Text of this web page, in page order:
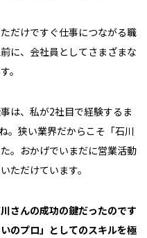
だけですぐ仕事につながる職
に、会社員としてさまざまな
。
は、私が2社目で経験するま
。狭い業界だからこそ「石川
。おかげでいまだに営業活動
ただけています。
川さんの成功の鍵だったのです
のプロ」としてのスキルを極